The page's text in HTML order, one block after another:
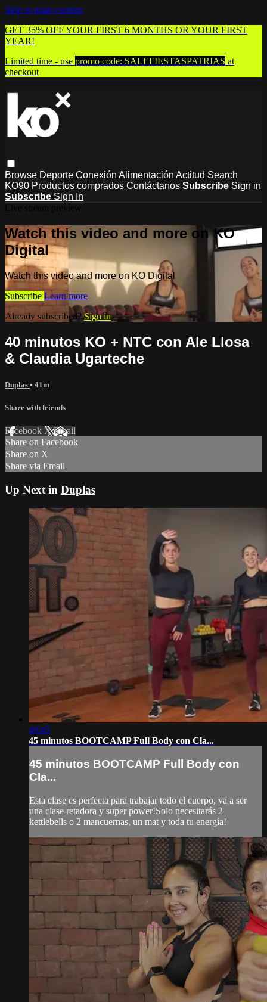
Skip to main content
GET 35% OFF YOUR FIRST 6 MONTHS OR YOUR FIRST
YEAR!
Limited time - use promo code: SALEFIESTASPATRIAS at
checkout
Browse Deporte Conexión Alimentación Actitud Search
KO90 Productos comprados Contáctanos Subscribe Sign in
Subscribe Sign In
Watch this video and more on KO
Digital
Watch this video and more on KO Digital
Subscribe Learn more
Already subscribed?Sign in
40 minutos KO + NTC con Ale Llosa
& Claudia Ugarteche
Duplas • 41m
Share with friends
Facebook XEmail
Share on Facebook
Share on X
Share via Email
Up Next in Duplas
49:45
45 minutos BOOTCAMP Full Body con Cla...
45 minutos BOOTCAMP Full Body con
Cla...
Esta clase es perfecta para trabajar todo el cuerpo, va a ser
una clase retadora y super power!Solo necesitarás 2
kettlebells o 2 mancuernas, un mat y toda tu energía!